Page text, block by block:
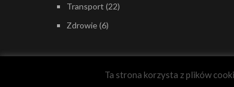
Transport (22)
Zdrowie(6)
Ta strona korzysta z plików